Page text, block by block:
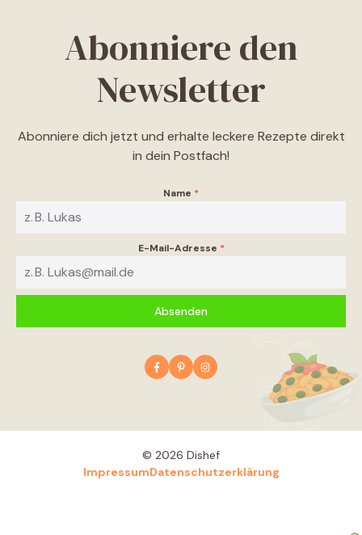
Abonniere den
Newsletter
Abonniere dich jetzt und erhalte leckere Rezepte direkt
in dein Postfach!
Name *
E-Mail-Adresse *
Absenden
© 2026 Dishef
ImpressumDatenschutzerklärung